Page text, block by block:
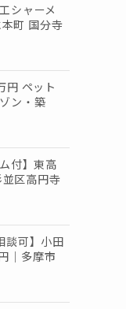
シャーメ
町 国分寺
円 ペット
ン・築
付】東高
区高円寺
談可】小田
｜多摩市